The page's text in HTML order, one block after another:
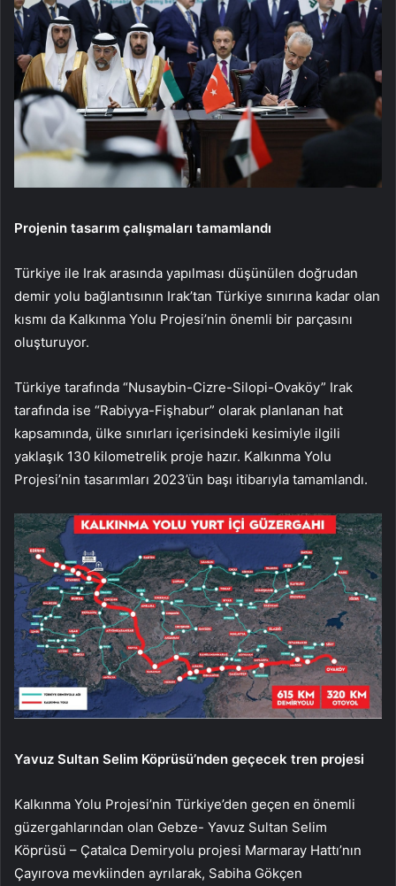
Projenin tasarım çalışmaları tamamlandı
Türkiye ile Irak arasında yapılması düşünülen doğrudan
demir yolu bağlantısının Irak’tan Türkiye sınırına kadar olan
kısmı da Kalkınma Yolu Projesi’nin önemli bir parçasını
oluşturuyor.
Türkiye tarafında “Nusaybin-Cizre-Silopi-Ovaköy” Irak
tarafında ise “Rabiyya-Fişhabur” olarak planlanan hat
kapsamında, ülke sınırları içerisindeki kesimiyle ilgili
yaklaşık 130 kilometrelik proje hazır. Kalkınma Yolu
Projesi’nin tasarımları 2023’ün başı itibarıyla tamamlandı.
Yavuz Sultan Selim Köprüsü’nden geçecek tren projesi
Kalkınma Yolu Projesi’nin Türkiye’den geçen en önemli
güzergahlarından olan Gebze- Yavuz Sultan Selim
Köprüsü – Çatalca Demiryolu projesi Marmaray Hattı’nın
Çayırova mevkiinden ayrılarak, Sabiha Gökçen